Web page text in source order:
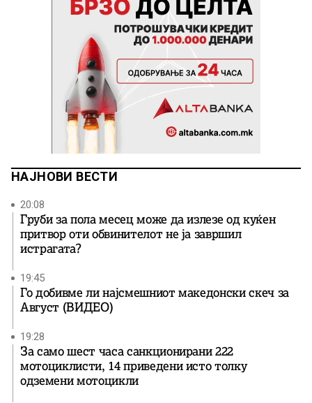
НАЈНОВИ ВЕСТИ
20:08
Груби за пола месец може да излезе од куќен
притвор оти обвинителот не ја завршил
истрагата?
19:45
Го добивме ли најсмешниот македонски скеч за
Август (ВИДЕО)
19:28
За само шест часа санкционирани 222
мотоциклисти, 14 приведени исто толку
одземени мотоцикли